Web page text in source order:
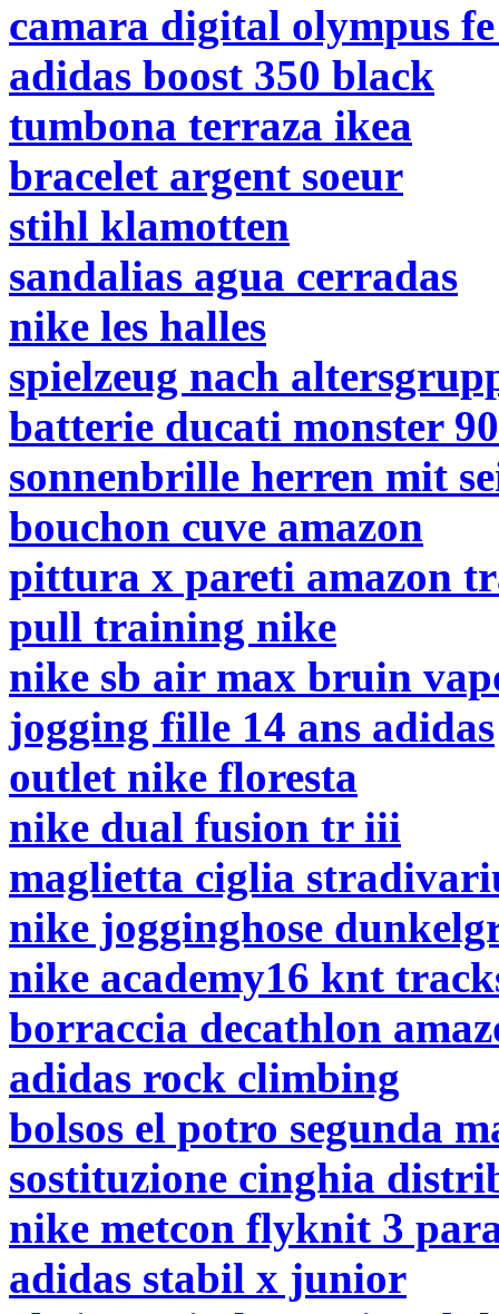
camara digital olympus
adidas boost 350 black
tumbona terraza ikea
bracelet argent soeur
stihl klamotten
sandalias agua cerradas
nike les halles
spielzeug nach
batterie ducati monster
sonnenbrille herren mit
bouchon cuve amazon
pittura x pareti amazon
pull training nike
nike sb air max bruin
jogging fille 14 ans adidas
outlet nike floresta
nike dual fusion tr iii
maglietta ciglia
nike jogginghose
nike academy16 knt
borraccia decathlon
adidas rock climbing
bolsos el potro segunda
sostituzione cinghia
nike metcon flyknit 3
adidas stabil x junior